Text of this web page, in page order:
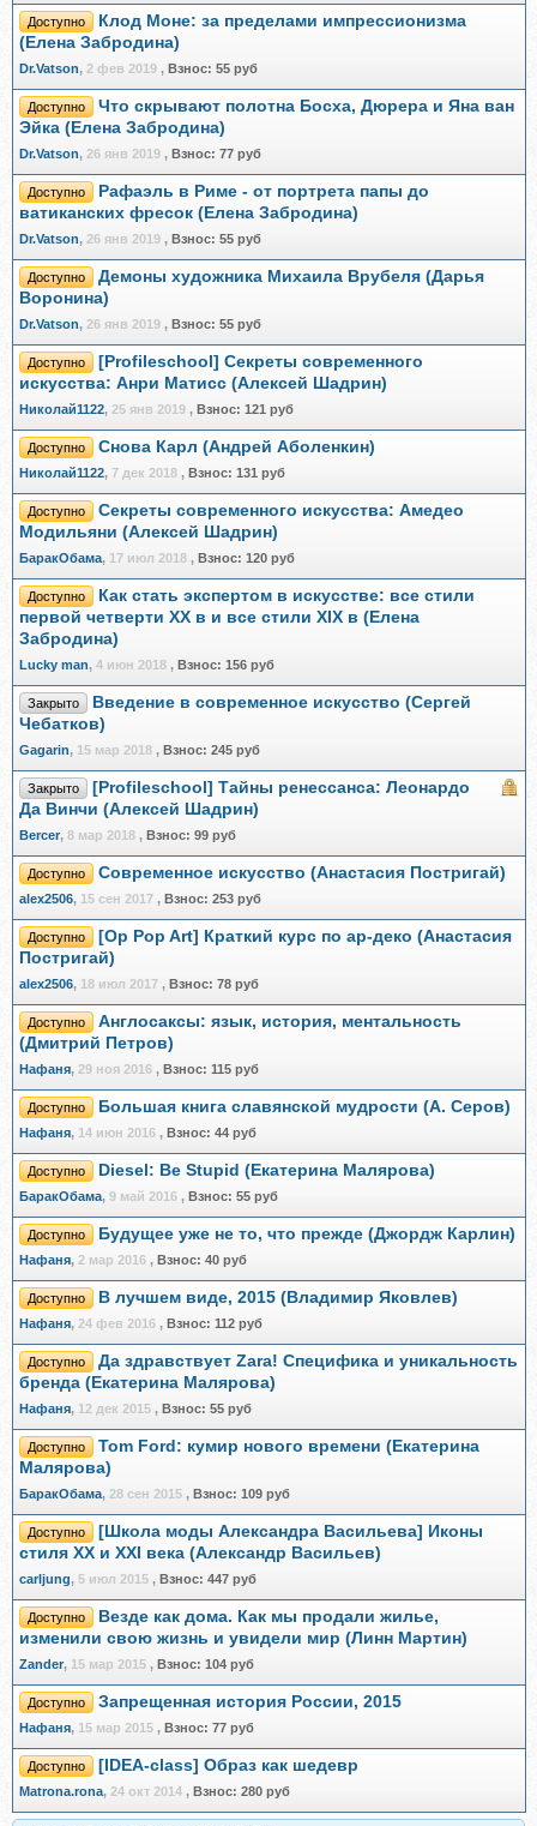
Доступно
Клод Моне: за пределами импрессионизма
(Елена Забродина)
Dr.Vatson, 2 фев 2019 , Взнос: 55 руб
Доступно
Что скрывают полотна Босха, Дюрера и Яна ван
Эйка (Елена Забродина)
Dr.Vatson, 26 янв 2019 , Взнос: 77 руб
Доступно
Рафаэль в Риме - от портрета папы до
ватиканских фресок (Елена Забродина)
Dr.Vatson, 26 янв 2019 , Взнос: 55 руб
Доступно
Демоны художника Михаила Врубеля (Дарья
Воронина)
Dr.Vatson, 26 янв 2019 , Взнос: 55 руб
Доступно
[Profileschool] Секреты современного
искусства: Анри Матисс (Алексей Шадрин)
Николай1122, 25 янв 2019 , Взнос: 121 руб
Доступно Снова Карл (Андрей Аболенкин)
Николай1122, 7 дек 2018 , Взнос: 131 руб
Доступно
Секреты современного искусства: Амедео
Модильяни (Алексей Шадрин)
БаракОбама, 17 июл 2018 , Взнос: 120 руб
Доступно
Как стать экспертом в искусстве: все стили
первой четверти XX в и все стили XIX в (Елена
Забродина)
Lucky man, 4 июн 2018 , Взнос: 156 руб
Закрыто
Введение в современное искусство (Сергей
Чебатков)
Gagarin, 15 мар 2018 , Взнос: 245 руб
Закрыто
[Profileschool] Тайны ренессанса: Леонардо
Да Винчи (Алексей Шадрин)
Bercer, 8 мар 2018 , Взнос: 99 руб
Доступно Современное искусство (Анастасия Постригай)
alex2506, 15 сен 2017 , Взнос: 253 руб
Доступно
[Op Pop Art] Краткий курс по ар-деко (Анастасия
Постригай)
alex2506, 18 июл 2017 , Взнос: 78 руб
Доступно
Англосаксы: язык, история, ментальность
(Дмитрий Петров)
Нафаня, 29 ноя 2016 , Взнос: 115 руб
Доступно Большая книга славянской мудрости (А. Серов)
Нафаня, 14 июн 2016 , Взнос: 44 руб
Доступно Diesel: Be Stupid (Екатерина Малярова)
БаракОбама, 9 май 2016 , Взнос: 55 руб
Доступно Будущее уже не то, что прежде (Джордж Карлин)
Нафаня, 2 мар 2016 , Взнос: 40 руб
Доступно В лучшем виде, 2015 (Владимир Яковлев)
Нафаня, 24 фев 2016 , Взнос: 112 руб
Доступно
Да здравствует Zara! Специфика и уникальность
бренда (Екатерина Малярова)
Нафаня, 12 дек 2015 , Взнос: 55 руб
Доступно
Tom Ford: кумир нового времени (Екатерина
Малярова)
БаракОбама, 28 сен 2015 , Взнос: 109 руб
Доступно
[Школа моды Александра Васильева] Иконы
стиля XX и XXI века (Александр Васильев)
carljung, 5 июл 2015 , Взнос: 447 руб
Доступно
Везде как дома. Как мы продали жилье,
изменили свою жизнь и увидели мир (Линн Мартин)
Zander, 15 мар 2015 , Взнос: 104 руб
Доступно Запрещенная история России, 2015
Нафаня, 15 мар 2015 , Взнос: 77 руб
Доступно [IDEA-class] Образ как шедевр
Matrona.rona, 24 окт 2014 , Взнос: 280 руб